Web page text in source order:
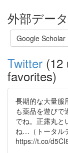
外部デー
Google Scholar
Twitter (12
favorites)
長期的な大量服
も薬品を遊びで
でね。正露丸と
ね…（トータル
https://t.co/